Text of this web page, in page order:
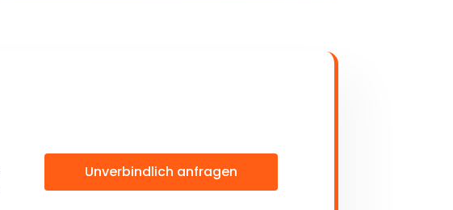
Unverbindlich anfragen